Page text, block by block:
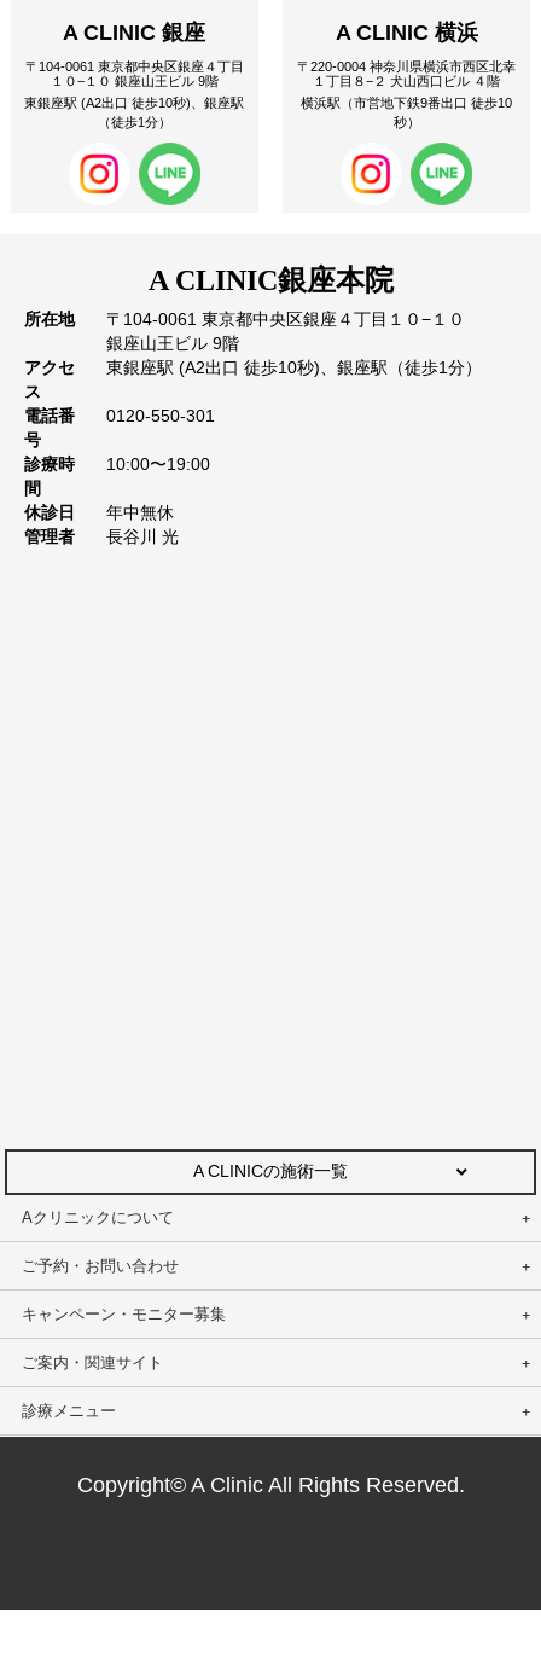
A CLINIC 銀座
〒104-0061 東京都中央区銀座４丁目
１０−１０ 銀座山王ビル 9階
東銀座駅 (A2出口 徒歩10秒)、銀座駅
（徒歩1分）
A CLINIC 横浜
〒220-0004 神奈川県横浜市西区北幸
１丁目８−２ 犬山西口ビル ４階
横浜駅（市営地下鉄9番出口 徒歩10
秒）
A CLINIC銀座本院
所在地
〒104-0061 東京都中央区銀座４丁目１０−１０
銀座山王ビル 9階
アクセ
ス
東銀座駅 (A2出口 徒歩10秒)、銀座駅（徒歩1分）
電話番
号
0120-550-301
診療時
間
10:00〜19:00
休診日
年中無休
管理者
長谷川 光
A CLINICの施術一覧
Aクリニックについて
ご予約・お問い合わせ
キャンペーン・モニター募集
ご案内・関連サイト
診療メニュー
Copyright© A Clinic All Rights Reserved.